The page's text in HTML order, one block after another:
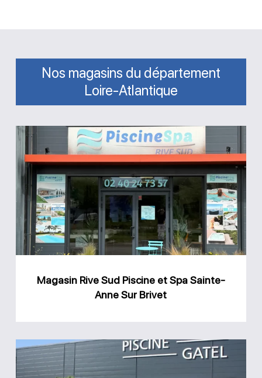
Nos magasins du département
Loire-Atlantique
Magasin
Rive
Sud
Piscine
et
Spa
Sainte-
Sur
Magasin Rive Sud Piscine et Spa Sainte-
Anne Sur Brivet
Magasin